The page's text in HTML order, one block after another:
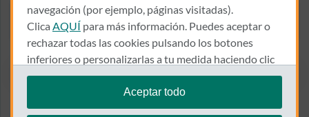
987 875 240
Llamar a CASADO
Ver el mapa en Google Maps
navegación (por ejemplo, páginas visitadas).
Clica AQUÍ para más información. Puedes aceptar o
rechazar todas las cookies pulsando los botones
inferiores o personalizarlas a tu medida haciendo clic
en"configurar cookies".
Te recordamos que puedes modificar tus ajustes de
Aceptar todo